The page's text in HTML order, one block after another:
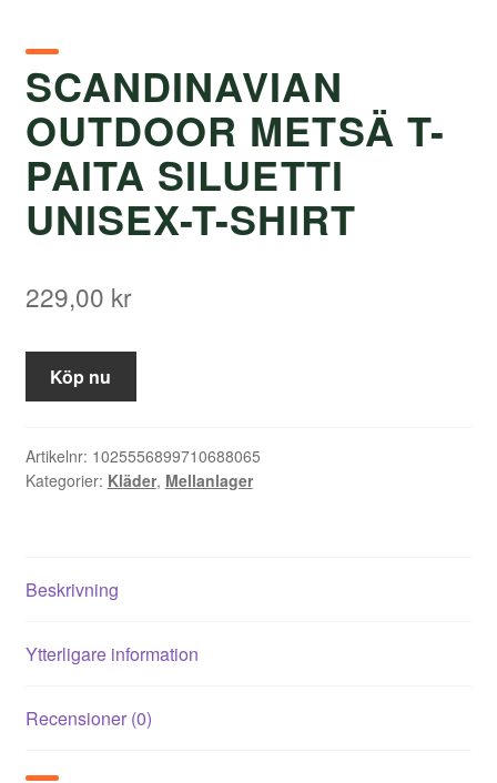
SCANDINAVIAN
OUTDOOR METSÄ T-
PAITA SILUETTI
UNISEX-T-SHIRT
229,00 kr
Köp nu
Artikelnr: 1025556899710688065
Kategorier: Kläder, Mellanlager
Beskrivning
Ytterligare information
Recensioner (0)